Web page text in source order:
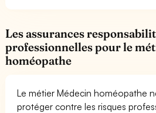
Les assurances
professionnelles pour le
homéopathe
Le métier Médecin homéopathe
protéger contre les risques